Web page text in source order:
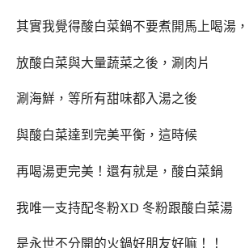
其實我覺得酸白菜鍋不要煮開馬上喝湯，
放酸白菜與大量蔬菜之後，涮肉片
涮海鮮，等所有甜味都入湯之後
與酸白菜達到完美平衡，這時候
再喝湯更完美！還有就是，酸白菜鍋
我唯一支持配冬粉XD 冬粉跟酸白菜湯
是永世不分開的火鍋好朋友好嘛！！